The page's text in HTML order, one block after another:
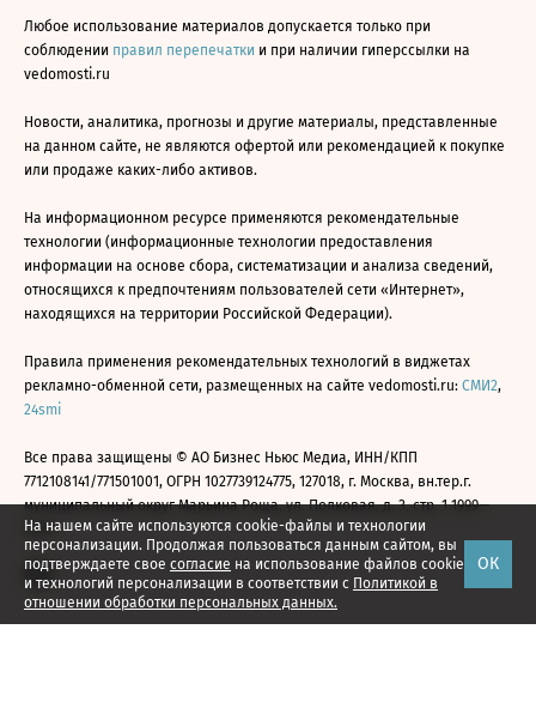
На нашем сайте используются cookie-файлы и технологии
персонализации. Продолжая пользоваться данным сайтом, вы
подтверждаете свое согласие на использование файлов cookie
и технологий персонализации в соответствии с Политикой в
отношении обработки персональных данных.
ОК
Любое использование материалов допускается только при
соблюдении правил перепечатки и при наличии гиперссылки на
vedomosti.ru
Новости, аналитика, прогнозы и другие материалы, представленные
на данном сайте, не являются офертой или рекомендацией к покупке
или продаже каких-либо активов.
На информационном ресурсе применяются рекомендательные
технологии (информационные технологии предоставления
информации на основе сбора, систематизации и анализа сведений,
относящихся к предпочтениям пользователей сети «Интернет»,
находящихся на территории Российской Федерации).
Правила применения рекомендательных технологий в виджетах
рекламно-обменной сети, размещенных на сайте vedomosti.ru: СМИ2,
24smi
Все права защищены © АО Бизнес Ньюс Медиа, ИНН/КПП
7712108141/771501001, ОГРН 1027739124775, 127018, г. Москва, вн.тер.г.
муниципальный округ Марьина Роща, ул. Полковая, д. 3, стр. 1 1999—
2026